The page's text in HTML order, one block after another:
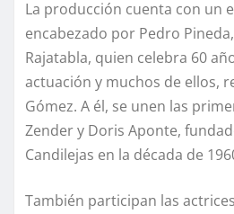
La producción cuenta con un
encabezado por Pedro
Rajatabla, quien celebra 60
actuación y muchos de ellos,
Gómez. A él, se unen las
Zender y Doris Aponte,
Candilejas en la década de
También participan las